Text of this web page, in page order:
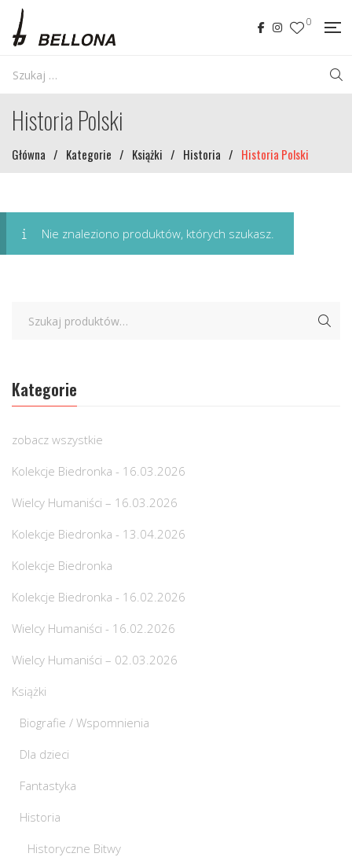
0
Historia Polski
Główna / Kategorie / Książki / Historia / Historia Polski
Nie znaleziono produktów, których szukasz.
Kategorie
zobacz wszystkie
Kolekcje Biedronka - 16.03.2026
Wielcy Humaniści – 16.03.2026
Kolekcje Biedronka - 13.04.2026
Kolekcje Biedronka
Kolekcje Biedronka - 16.02.2026
Wielcy Humaniści - 16.02.2026
Wielcy Humaniści – 02.03.2026
Książki
Biografie / Wspomnienia
Dla dzieci
Fantastyka
Historia
Historyczne Bitwy